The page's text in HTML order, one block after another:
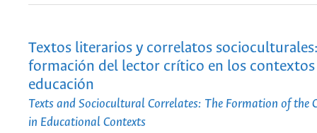
Textos literarios y correlatos
formación del lector crítico en los contextos
educación
Texts and Sociocultural Correlates: The Formation of the
in Educational Contexts